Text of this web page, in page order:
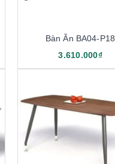
Bàn Ăn BA04-P18
3.610.000₫